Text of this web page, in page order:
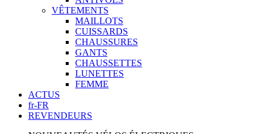
VÊTEMENTS
MAILLOTS
CUISSARDS
CHAUSSURES
GANTS
CHAUSSETTES
LUNETTES
FEMME
ACTUS
fr-FR
REVENDEURS